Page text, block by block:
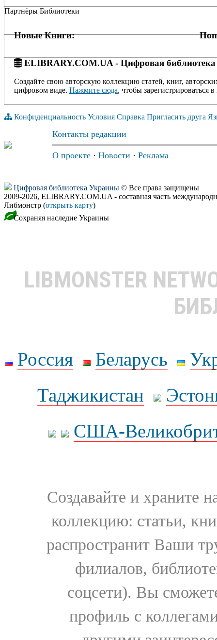
Партнёры Библиотеки
Новые Книги:
ELIBRARY.COM.UA - Цифровая библиотека
Создайте свою авторскую коллекцию статей, книг,
цифровом виде. Нажмите сюда, чтобы зарегистрироваться в
Конфиденциальность Условия Справка Пригласить друга
Контакты редакции
О проекте · Новости · Реклама
Цифровая библиотека Украины © Все права защищены
2009-2026, ELIBRARY.COM.UA - составная часть
Либмонстр (открыть карту)
Сохраняя наследие Украины
LIBMONSTER
Россия Беларусь
Таджикистан
США-
Создавайте и храните
коллекцию: статьи,
распространит Ваши
филиалов,
соцсети). Вы
профиль с